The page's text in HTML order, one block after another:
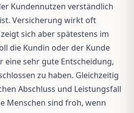
Kundennutzen verständlich
Versicherung wirkt oft
sich aber spätestens im
die Kundin oder der Kunde
eine sehr gute Entscheidung,
zu haben. Gleichzeitig
Abschluss und Leistungsfall
Menschen sind froh, wenn